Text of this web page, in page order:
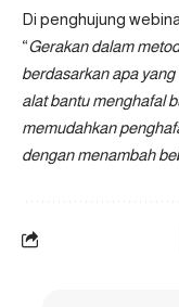
Di penghujung
“Gerakan dalam
berdasarkan apa
alat bantu menghafal
memudahkan
dengan menambah